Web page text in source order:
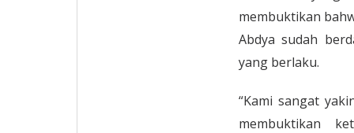
membuktikan
Abdya sudah
yang berlaku.
“Kami sangat
membuktikan